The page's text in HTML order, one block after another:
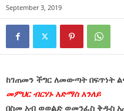
September 3, 2019
ከገጠመን ችግር ለመውጣት በፍጥነት
መምህር ብርሃኑ አድማስ አንለይ
በስመ አብ ወወልድ ወመንፈስ ቅዱስ